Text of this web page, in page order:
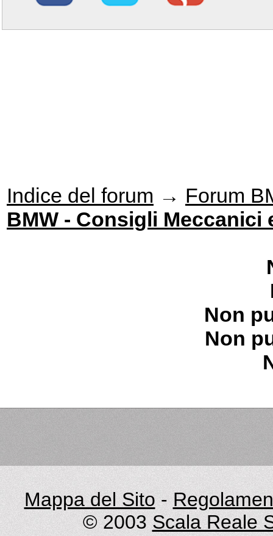
Indice del forum → Forum
BMW - Consigli Meccanici
Non
Non
Mappa del Sito -
© 2003 Scala Reale